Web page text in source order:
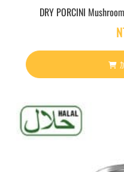
DRY PORCINI